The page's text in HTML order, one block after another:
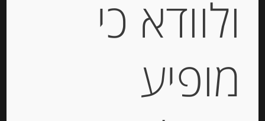
מחיר ל 100 גרם: 19.60 ש"ח
מחיר ל 100 גרם: 19.60 ש"ח
ולוודא כי
מופיע